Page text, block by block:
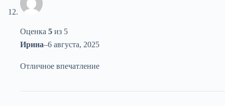
Оценка 5 из 5
Ирина–6 августа, 2025
Отличное впечатление